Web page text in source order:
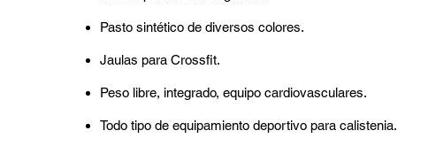
Pasto sintético de diversos colores.
Jaulas para Crossfit.
Peso libre, integrado, equipo cardiovasculares.
Todo tipo de equipamiento deportivo para calistenia.